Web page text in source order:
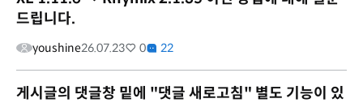
드립니다.
youshine26.07.23 0 22
게시글의 댓글창 밑에 "댓글 새로고침" 별도 기능이 있